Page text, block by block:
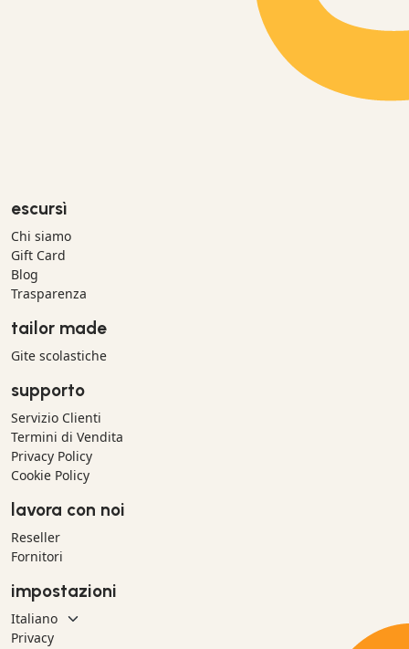
escursì
Chi siamo
Gift Card
Blog
Trasparenza
tailor made
Gite scolastiche
supporto
Servizio Clienti
Termini di Vendita
Privacy Policy
Cookie Policy
lavora con noi
Reseller
Fornitori
impostazioni
Privacy